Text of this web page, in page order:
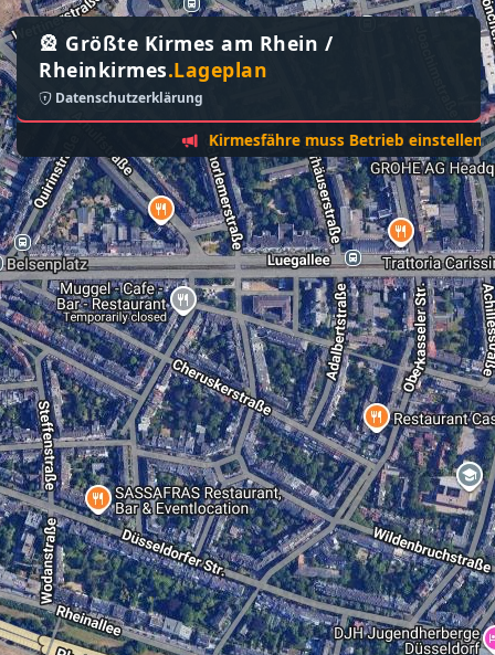
🎡 Größte Kirmes am Rhein /
Rheinkirmes.Lageplan
Datenschutzerklärung
Kirmesfähre muss Betrieb einstellen -